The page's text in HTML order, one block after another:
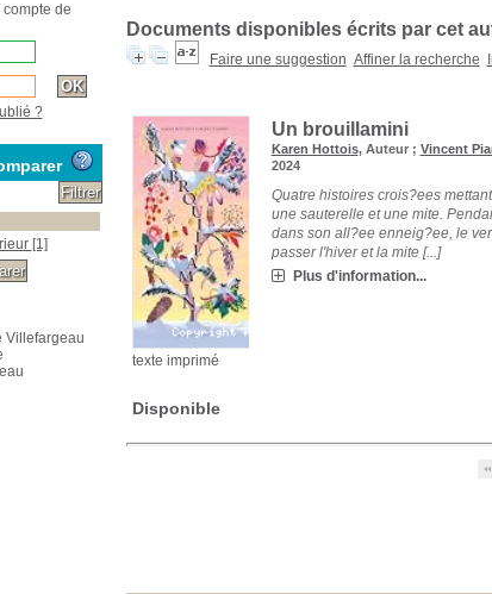
Documents disponibles écrits par cet
Faire une suggestion Affiner la recherche
texte imprimé
Un brouillamini
Karen Hottois, Auteur ; Vincent
2024
Quatre histoires crois?ees
une sauterelle et une mite.
dans son all?ee enneig?ee, le
passer l'hiver et la mite [...]
Plus d'information...
Disponible
de
?
[1]
Villefargeau